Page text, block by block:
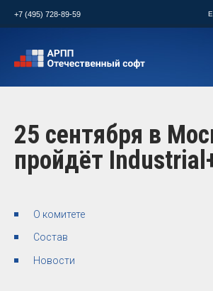
+7 (495) 728-89-59
25 сентября в
пройдёт
О комитете
Состав
Новости